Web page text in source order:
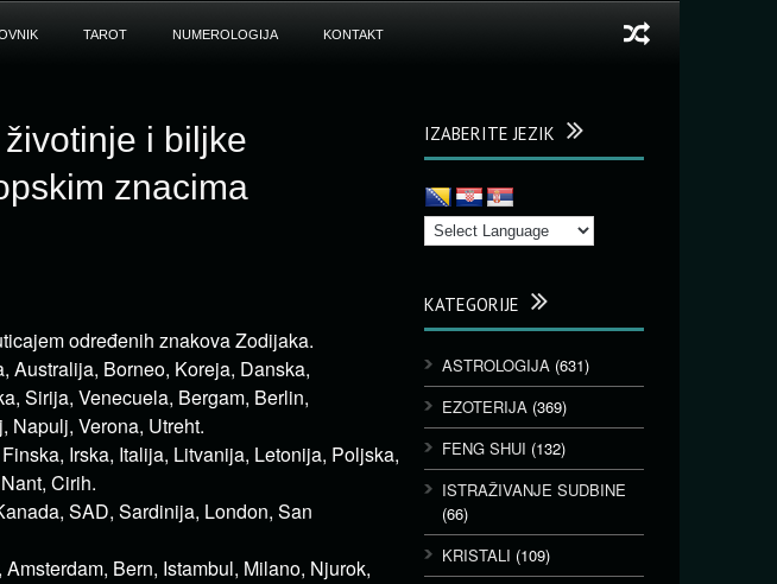
TAROT NUMEROLOGIJA KONTAKT
i biljke
znacima
određenih znakova Zodijaka.
Australija, Borneo, Koreja, Danska,
Sirija, Venecuela, Bergam, Berlin,
Napulj, Verona, Utreht.
Irska, Italija, Litvanija, Letonija, Poljska,
Cirih.
SAD, Sardinija, London, San
Bern, Istambul, Milano, Njurok,
IZABERITE JEZIK
KATEGORIJE
ASTROLOGIJA (631)
EZOTERIJA (369)
FENG SHUI (132)
ISTRAŽIVANJE SUDBINE
(66)
KRISTALI (109)